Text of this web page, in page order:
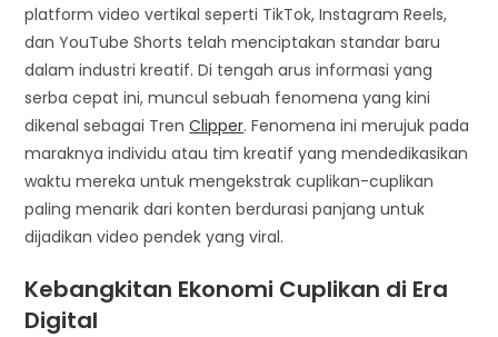
platform video vertikal seperti TikTok, Instagram Reels,
dan YouTube Shorts telah menciptakan standar baru
dalam industri kreatif. Di tengah arus informasi yang
serba cepat ini, muncul sebuah fenomena yang kini
dikenal sebagai TrenClipper. Fenomena ini merujuk pada
maraknya individu atau tim kreatif yang mendedikasikan
waktu mereka untuk mengekstrak cuplikan-cuplikan
paling menarik dari konten berdurasi panjang untuk
dijadikan video pendek yang viral.
Kebangkitan Ekonomi Cuplikan di Era
Digital